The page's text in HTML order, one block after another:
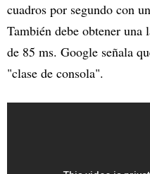
cuadros por segundo con
También debe obtener una
de 85 ms. Google señala
"clase de consola".